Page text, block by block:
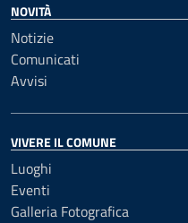
NOVITÀ
Notizie
Comunicati
Avvisi
VIVERE IL COMUNE
Luoghi
Eventi
Galleria Fotografica